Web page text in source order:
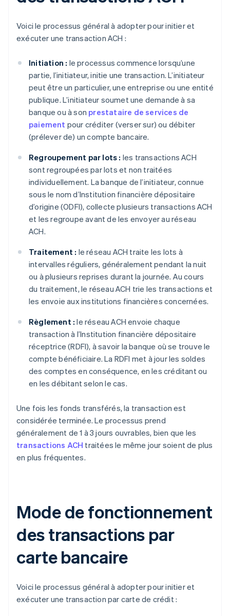
Voici le processus général à adopter pour initier et
exécuter une transaction ACH :
Initiation : le processus commence lorsqu’une
partie, l’initiateur, initie une transaction. L’initiateur
peut être un particulier, une entreprise ou une entité
publique. L’initiateur soumet une demande à sa
banque ou à son prestataire de services de
paiement pour créditer (verser sur) ou débiter
(prélever de) un compte bancaire.
Regroupement par lots : les transactions ACH
sont regroupées par lots et non traitées
individuellement. La banque de l’initiateur, connue
sous le nom d’Institution financière dépositaire
d’origine (ODFI), collecte plusieurs transactions ACH
et les regroupe avant de les envoyer au réseau
ACH.
Traitement : le réseau ACH traite les lots à
intervalles réguliers, généralement pendant la nuit
ou à plusieurs reprises durant la journée. Au cours
du traitement, le réseau ACH trie les transactions et
les envoie aux institutions financières concernées.
Règlement : le réseau ACH envoie chaque
transaction à l’Institution financière dépositaire
réceptrice (RDFI), à savoir la banque où se trouve le
compte bénéficiaire. La RDFI met à jour les soldes
des comptes en conséquence, en les créditant ou
en les débitant selon le cas.
Une fois les fonds transférés, la transaction est
considérée terminée. Le processus prend
généralement de 1 à 3 jours ouvrables, bien que les
transactions ACH traitées le même jour soient de plus
en plus fréquentes.
Mode de fonctionnement
des transactions par
carte bancaire
Voici le processus général à adopter pour initier et
exécuter une transaction par carte de crédit :